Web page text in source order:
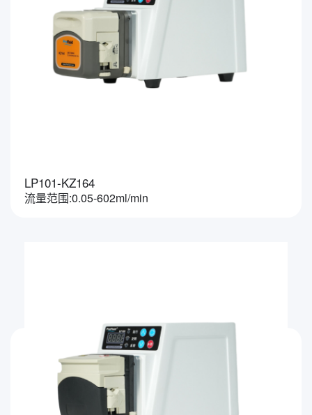
LP101-KZ164
流量范围:0.05-602ml/min